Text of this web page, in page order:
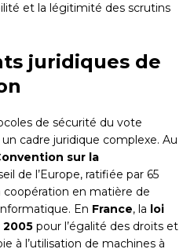
et la légitimité des scrutins
juridiques de
de sécurité du vote
cadre juridique complexe. Au
sur la
de l’Europe, ratifiée par 65
coopération en matière de
En France, la loi
2005 pour l’égalité des droits et
à l’utilisation de machines à